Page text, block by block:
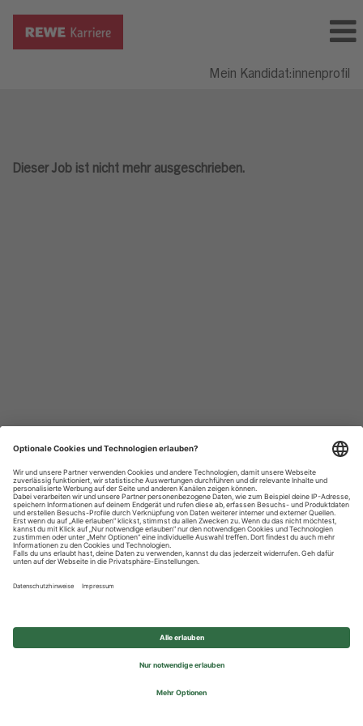
Mein Kandidat:innenprofil
Dieser Job ist nicht mehr ausgeschrieben.
Datenschutzhinweise
Impressum
Privatsphäre-Einstellungen
© 2026 REWE Group - All rights reserved